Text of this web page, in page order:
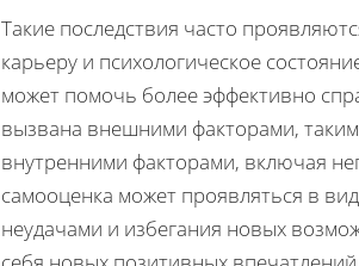
Такие последствия часто
карьеру и психологическое
может помочь более эффективно
вызвана внешними факторами,
внутренними факторами, включая
самооценка может проявляться в
неудачами и избегания новых